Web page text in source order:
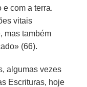
e com a terra.
vitais
mas também
(66).
algumas vezes
Escrituras, hoje